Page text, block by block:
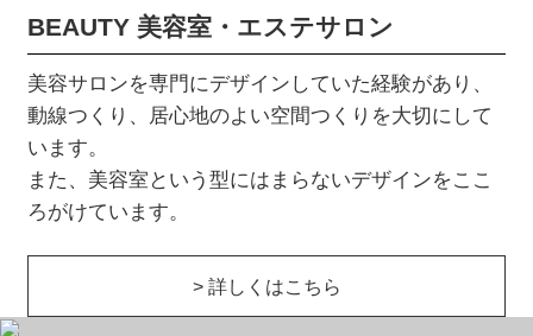
BEAUTY 美容室・エステサロン
美容サロンを専門にデザインしていた経験があり、
動線つくり、居心地のよい空間つくりを大切にして
います。
また、美容室という型にはまらないデザインをここ
ろがけています。
> 詳しくはこちら